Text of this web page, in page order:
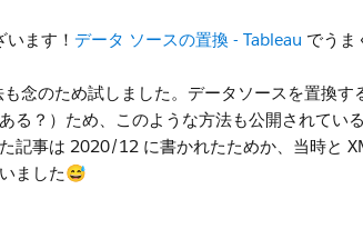
ます！ データ ソースの置換 - Tableau でうま
念のため試しました。データソースを置換す
る？）ため、このような方法も公開されている
記事は 2020/12 に書かれたためか、当時と
ました😅